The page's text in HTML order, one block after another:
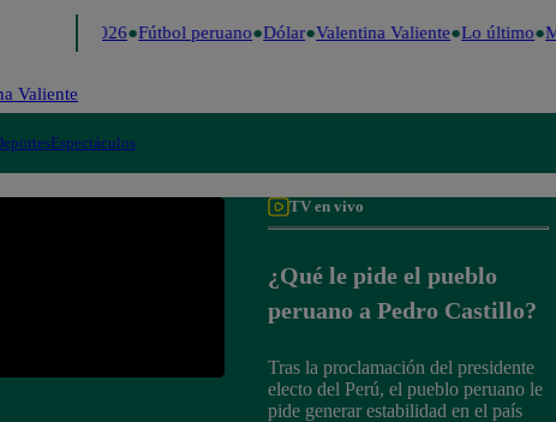
Decide 2026 Fútbol peruano Dólar Valentina Valiente Lo último
Valiente
Espectáculos
TV en vivo
¿Qué le pide el pueblo
peruano a Pedro Castillo?
Tras la proclamación del presidente
electo del Perú, el pueblo peruano le
pide generar estabilidad en el país